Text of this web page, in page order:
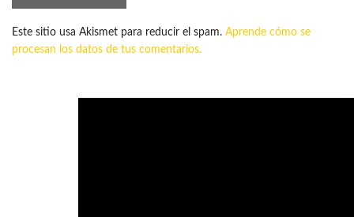
Este sitio usa Akismet para reducir el spam. Aprende cómo se
procesan los datos de tus comentarios.